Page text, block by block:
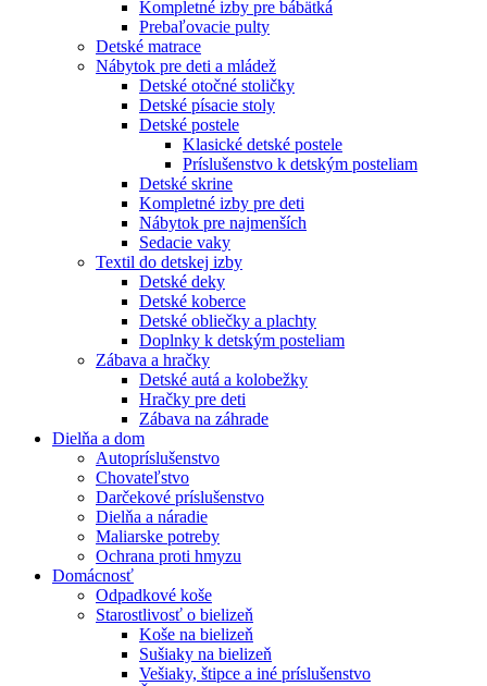
Kompletné izby pre bábätká
Prebaľovacie pulty
Detské matrace
Nábytok pre deti a mládež
Detské otočné stoličky
Detské písacie stoly
Detské postele
Klasické detské postele
Príslušenstvo k detským posteliam
Detské skrine
Kompletné izby pre deti
Nábytok pre najmenších
Sedacie vaky
Textil do detskej izby
Detské deky
Detské koberce
Detské obliečky a plachty
Doplnky k detským posteliam
Zábava a hračky
Detské autá a kolobežky
Hračky pre deti
Zábava na záhrade
Dielňa a dom
Autopríslušenstvo
Chovateľstvo
Darčekové príslušenstvo
Dielňa a náradie
Maliarske potreby
Ochrana proti hmyzu
Domácnosť
Odpadkové koše
Starostlivosť o bielizeň
Koše na bielizeň
Sušiaky na bielizeň
Vešiaky, štipce a iné príslušenstvo